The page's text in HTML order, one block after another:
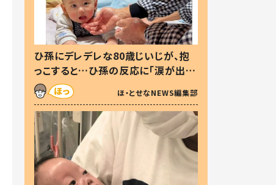
ひ孫にデレデレな80歳じいじが、抱
っこすると…ひ孫の反応に「涙が出ま
した」「可愛くて仕方ない」
ほ・とせなNEWS編集部